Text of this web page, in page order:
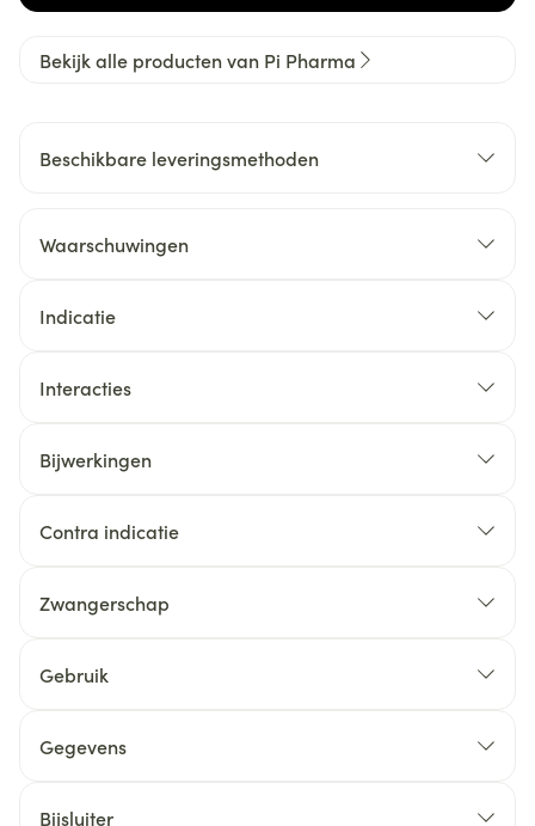
Bekijk alle producten van Pi Pharma
Beschikbare leveringsmethoden
Waarschuwingen
Indicatie
Interacties
Bijwerkingen
Contra indicatie
Zwangerschap
Gebruik
Gegevens
Bijsluiter